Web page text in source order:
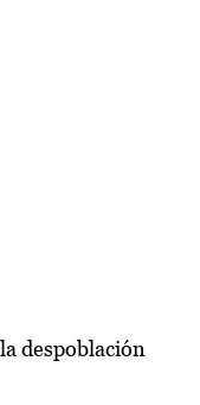
despoblación